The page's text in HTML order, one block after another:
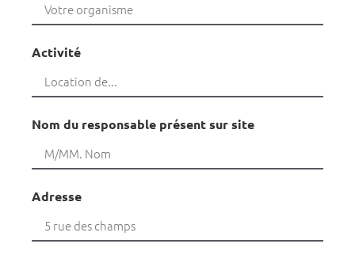
Activité
Nom du responsable présent sur site
Adresse